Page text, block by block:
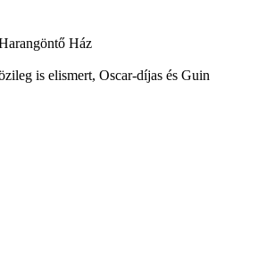
Ház
is elismert, Oscar-díjas és Guin